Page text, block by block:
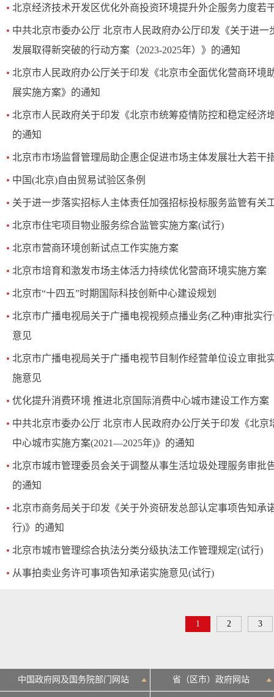
北京经济技术开发区优化外商投资环境提升外企服务力度若
中共北京市委办公厅 北京市人民政府办公厅印发《关于进一
发展取得新突破的行动方案（2023-2025年）》的通知
北京市人民政府办公厅关于印发《北京市全面优化营商环境
展实施方案》的通知
北京市人民政府关于印发《北京市统筹疫情防控和稳定经济
的通知
北京市市场监督管理局助企惠企促进市场主体发展壮大若干
中国(北京)自由贸易试验区条例
关于进一步落实招标人主体责任加强招标投标服务监管有关
北京市住宅项目物业服务综合监管实施方案(试行)
北京市营商环境创新试点工作实施方案
北京市培育和激发市场主体活力持续优化营商环境实施方案
北京市“十四五”时期国际科技创新中心建设规划
北京市广播电视局关于广播电视视频点播业务(乙种)审批实
意见
北京市广播电视局关于广播电视节目制作经营单位设立审批
施意见
优化提升消费环境 推进北京国际消费中心城市建设工作方案
中共北京市委办公厅 北京市人民政府办公厅关于印发《北京
中心城市实施方案(2021—2025年)》的通知
北京市城市管理委员会关于调整从事生活垃圾处理服务审批
的通知
北京市商务局关于印发《关于外资研发总部认定事项告知承
行)》的通知
北京市城市管理综合执法分类分级执法工作管理规定(试行)
从事拍卖业务许可事项告知承诺实施意见(试行)
1 2 3
中国政府网及国务院部门网站 省（区市）政府网站